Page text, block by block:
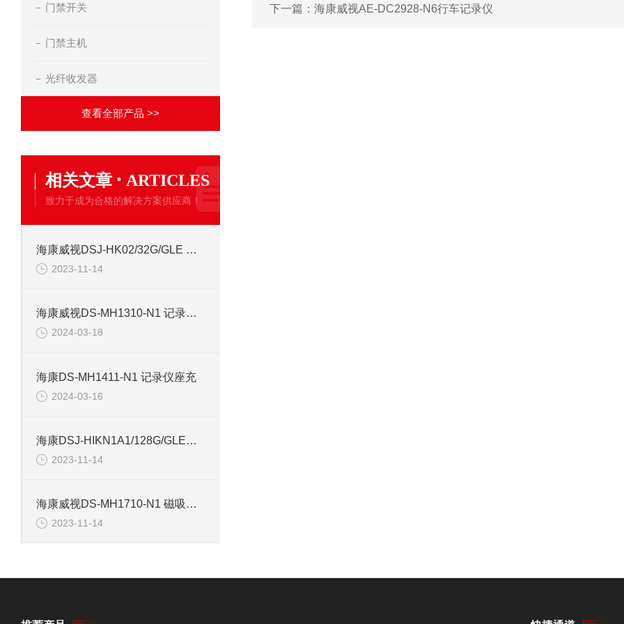
门禁开关
门禁主机
光纤收发器
查看全部产品 >>
相关文章 · ARTICLES
致力于成为合格的解决方案供应商！
海康威视DSJ-HK02/32G/GLE 高清记录仪
2023-11-14
海康威视DS-MH1310-N1 记录仪使用电池
2024-03-18
海康DS-MH1411-N1 记录仪座充
2024-03-16
海康DSJ-HIKN1A1/128G/GLE手持摄影记录仪
2023-11-14
海康威视DS-MH1710-N1 磁吸背夹记录仪配件
2023-11-14
下一篇： 海康威视AE-DC2928-N6行车记录仪